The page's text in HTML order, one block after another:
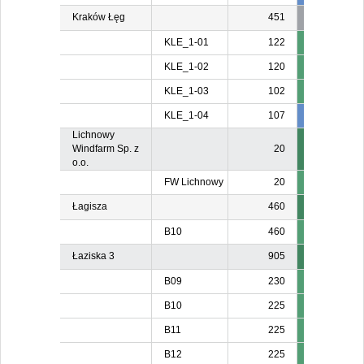
Kraków Łęg 451
KLE_1-01 122
KLE_1-02 120
KLE_1-03 102
KLE_1-04 107
Lichnowy
Windfarm Sp. z
o.o.
20
FW Lichnowy 20
Łagisza 460
B10 460
Łaziska 3 905
B09 230
B10 225
B11 225
B12 225